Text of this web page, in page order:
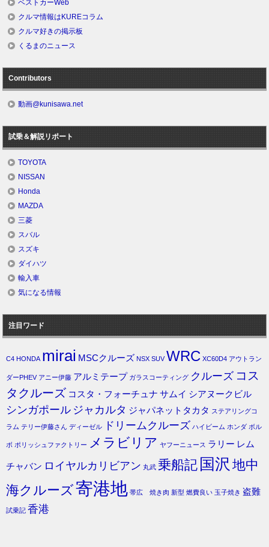
ベストカーWeb
クルマ情報はKUREコラム
クルマ好きの掲示板
くるまのニュース
Contributors
動画@kunisawa.net
試乗＆解説リポート
TOYOTA
NISSAN
Honda
MAZDA
三菱
スバル
スズキ
ダイハツ
輸入車
気になる情報
注目ワード
C4 HONDA mirai MSCクルーズ NSX SUV WRC XC60D4 アウトラン
ダーPHEV アニー伊藤 アルミテープ ガラスコーティング クルーズ コス
タクルーズ コスタ・フォーチュナ サムイ シアヌークビル
シンガポール ジャカルタ ジャパネットタカタ ステアリングコ
ラム テリー伊藤さん ディーゼル ドリームクルーズ ハイビーム ホンダ ボル
ボ ポリッシュファクトリー メラビリア ヤフーニュース ラリー レム
チャバン ロイヤルカリビアン 丸武 乗船記 国沢 地中
海クルーズ寄港地 帯広 焼き肉 新型 燃費良い 玉子焼き 盗難
試乗記 香港